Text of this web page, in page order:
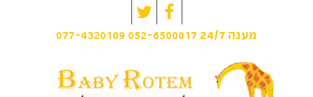
Facebook
Twitter
מענה 077-4320109 052-6500017 24/7